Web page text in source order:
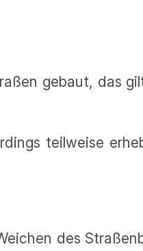
gebaut, das
teilweise
des